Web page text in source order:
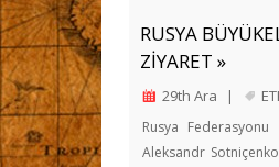
RUSYA
ZİYARET »
29th Ara |
Rusya
Aleksandr